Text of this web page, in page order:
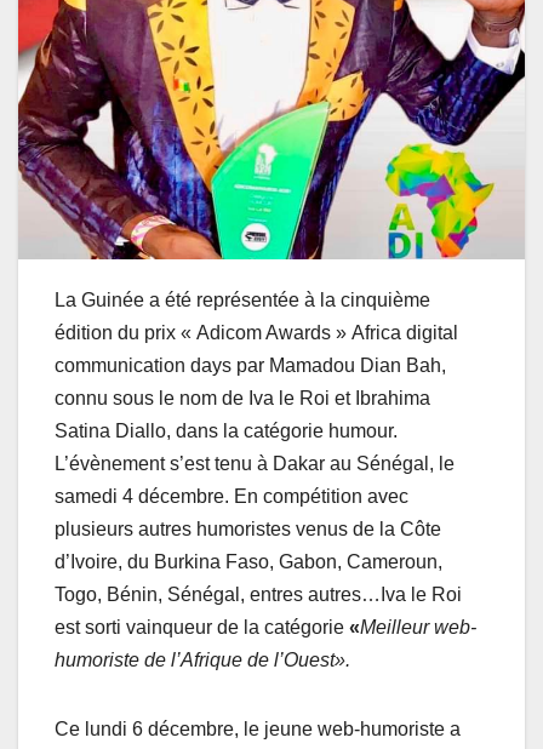
La Guinée a été représentée à la cinquième
édition du prix « Adicom Awards » Africa digital
communication days par Mamadou Dian Bah,
connu sous le nom de Iva le Roi et Ibrahima
Satina Diallo, dans la catégorie humour.
L’évènement s’est tenu à Dakar au Sénégal, le
samedi 4 décembre. En compétition avec
plusieurs autres humoristes venus de la Côte
d’Ivoire, du Burkina Faso, Gabon, Cameroun,
Togo, Bénin, Sénégal, entres autres…Iva le Roi
est sorti vainqueur de la catégorie «Meilleur web-
humoriste de l’Afrique de l’Ouest».
Ce lundi 6 décembre, le jeune web-humoriste a